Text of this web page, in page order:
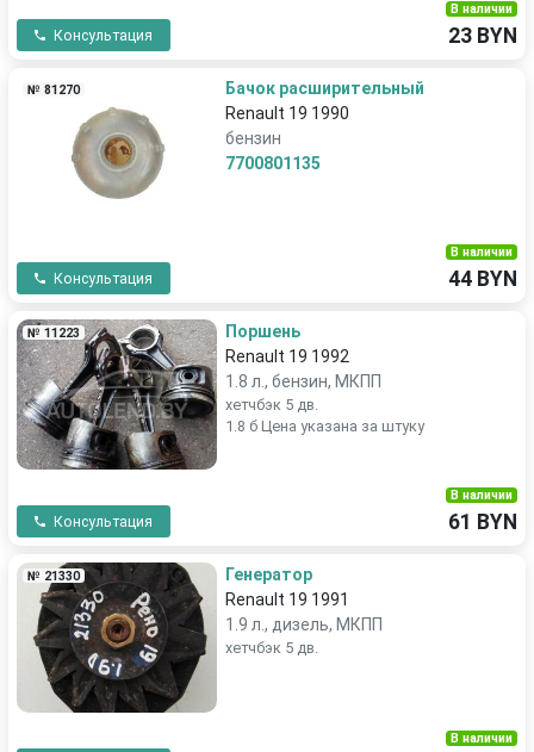
Консультация
В наличии
23 BYN
№ 81270
Бачок расширительный
Renault 19 1990
бензин
7700801135
Консультация
В наличии
44 BYN
№ 11223
Поршень
Renault 19 1992
1.8 л., бензин, МКПП
хетчбэк 5 дв.
1.8 б Цена указана за штуку
Консультация
В наличии
61 BYN
№ 21330
Генератор
Renault 19 1991
1.9 л., дизель, МКПП
хетчбэк 5 дв.
В наличии